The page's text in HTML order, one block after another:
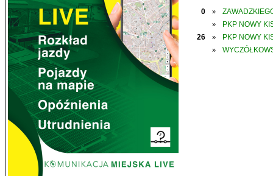
0 »
»
PKP NOWY
26
» PKP NOWY
»